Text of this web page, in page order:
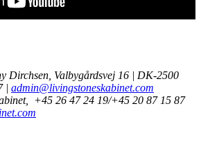
Dirchsen, Valbygårdsvej 16 | DK-2500
| admin@livingstoneskabinet.com
+45 26 47 24 19/+45 20 87 15 87